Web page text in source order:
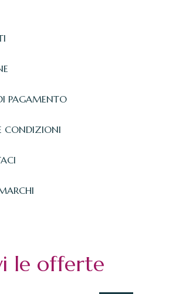
PAGAMENTO
CONDIZIONI
le offerte